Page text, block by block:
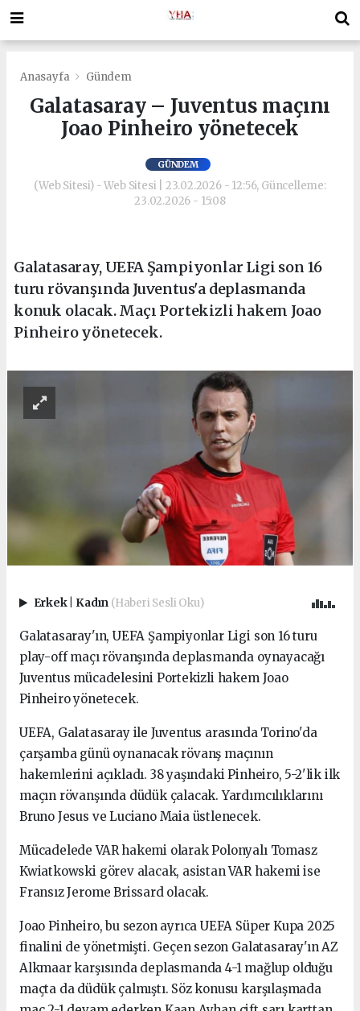
Anasayfa Gündem
Galatasaray – Juventus maçını
Joao Pinheiro yönetecek
GÜNDEM
(Web Sitesi) - Web Sitesi | 23.02.2026 - 12:56, Güncelleme:
23.02.2026 - 15:08
Galatasaray, UEFA Şampiyonlar Ligi son 16
turu rövanşında Juventus'a deplasmanda
konuk olacak. Maçı Portekizli hakem Joao
Pinheiro yönetecek.
Erkek Kadın (Haberi Sesli Oku)
Galatasaray'ın, UEFA Şampiyonlar Ligi son 16 turu
play-off maçı rövanşında deplasmanda oynayacağı
Juventus mücadelesini Portekizli hakem Joao
Pinheiro yönetecek.
UEFA, Galatasaray ile Juventus arasında Torino'da
çarşamba günü oynanacak rövanş maçının
hakemlerini açıkladı. 38 yaşındaki Pinheiro, 5-2'lik ilk
maçın rövanşında düdük çalacak. Yardımcılıklarını
Bruno Jesus ve Luciano Maia üstlenecek.
Mücadelede VAR hakemi olarak Polonyalı Tomasz
Kwiatkowski görev alacak, asistan VAR hakemi ise
Fransız Jerome Brissard olacak.
Joao Pinheiro, bu sezon ayrıca UEFA Süper Kupa 2025
finalini de yönetmişti. Geçen sezon Galatasaray'ın AZ
Alkmaar karşısında deplasmanda 4-1 mağlup olduğu
maçta da düdük çalmıştı. Söz konusu karşılaşmada